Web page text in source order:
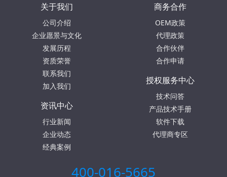
关于我们
公司介绍
企业愿景与文化
发展历程
资质荣誉
联系我们
加入我们
商务合作
OEM政策
代理政策
合作伙伴
合作申请
授权服务中心
技术问答
产品技术手册
软件下载
代理商专区
资讯中心
行业新闻
企业动态
经典案例
400-016-5665